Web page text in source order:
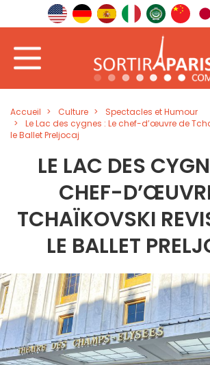
Accueil Culture
Spectacles et Humour
Le Lac des cygnes : Le chef-d’œuvre de
le Ballet Preljocaj
LE LAC DES
CHEF-
TCHAÏKOVSKI
LE BALLET